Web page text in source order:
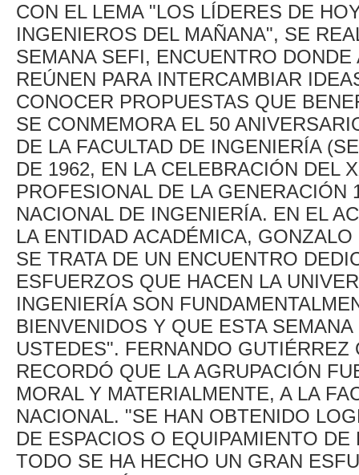
CON EL LEMA "LOS LÍDERES DE
INGENIEROS DEL MAÑANA", SE
SEMANA SEFI, ENCUENTRO
REÚNEN PARA INTERCAMBIAR
CONOCER PROPUESTAS QUE
SE CONMEMORA EL 50
DE LA FACULTAD DE INGENIERÍA
DE 1962, EN LA CELEBRACIÓN DEL
PROFESIONAL DE LA GENERACIÓN
NACIONAL DE INGENIERÍA. EN EL
LA ENTIDAD ACADÉMICA,
SE TRATA DE UN ENCUENTRO
ESFUERZOS QUE HACEN LA
INGENIERÍA SON
BIENVENIDOS Y QUE ESTA
USTEDES". FERNANDO
RECORDÓ QUE LA AGRUPACIÓN
MORAL Y MATERIALMENTE, A LA
NACIONAL. "SE HAN OBTENIDO
DE ESPACIOS O EQUIPAMIENTO
TODO SE HA HECHO UN GRAN